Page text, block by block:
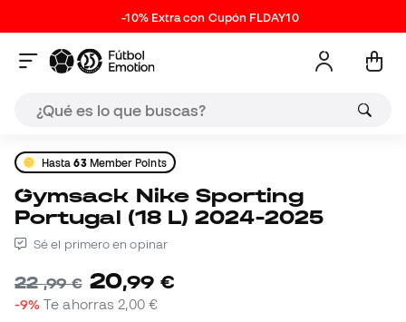
-10% Extra con Cupón FLDAY10
Hasta63Member Points
Gymsack Nike Sporting
Portugal (18 L) 2024-2025
Sé el primero en opinar
22,99 € 20,99 €
-9% Te ahorras 2,00 €